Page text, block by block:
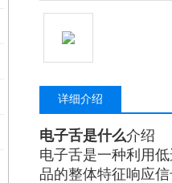
详细介绍
电子舌是什么介绍
电子舌是一种利用
品的整体特征响应